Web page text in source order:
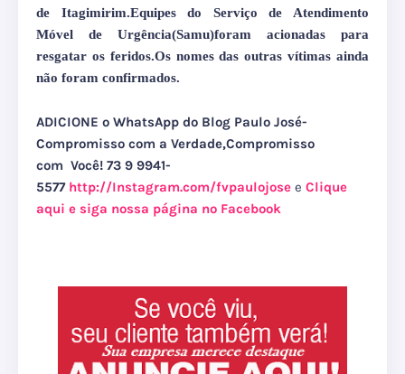
de Itagimirim.Equipes do Serviço de Atendimento
Móvel de Urgência(Samu)foram acionadas para
resgatar os feridos.Os nomes das outras vítimas ainda
não foram confirmados.
ADICIONE o WhatsApp do Blog Paulo José-
Compromisso com a Verdade,Compromisso
com Você! 73 9 9941-
5577 http://Instagram.com/fvpaulojose e Clique
aqui e siga nossa página no Facebook